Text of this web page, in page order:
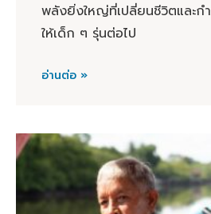
พลังยิ่งใหญ่ที่เปลี่ยนชีวิตและก
ให้เด็ก ๆ รุ่นต่อไป
อ่านต่อ »